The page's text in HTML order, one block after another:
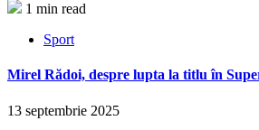
1 min read
Sport
Mirel Rădoi, despre lupta la titlu în
13 septembrie 2025